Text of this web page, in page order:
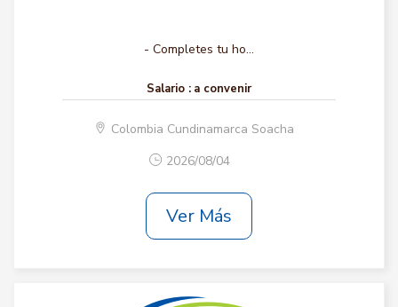
- Completes tu ho...
Salario : a convenir
Colombia Cundinamarca Soacha
2026/08/04
Ver Más